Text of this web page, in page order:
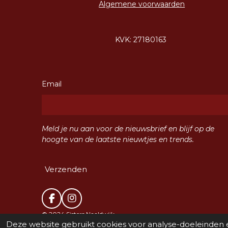
Deze website gebruikt cookies voor analyse-
Algemene voorwaarden
KVK: 27180163
Email
Meld je nu aan voor de nieuwsbrief en blijf op de
hoogte van de laatste nieuwtjes en trends.
Verzenden
F
a
c
I
n
s
© 2024 Sisters Naaldwijk